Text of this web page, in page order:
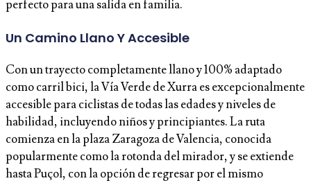
perfecto para una salida en familia.
Un Camino Llano Y Accesible
Con un trayecto completamente llano y 100% adaptado
como carril bici, la Vía Verde de Xurra es excepcionalmente
accesible para ciclistas de todas las edades y niveles de
habilidad, incluyendo niños y principiantes. La ruta
comienza en la plaza Zaragoza de Valencia, conocida
popularmente como la rotonda del mirador, y se extiende
hasta Puçol, con la opción de regresar por el mismo